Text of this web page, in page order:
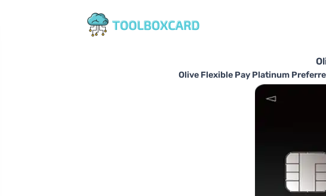
Olive Flexible Pay Platinum Preferred